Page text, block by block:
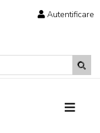
Autentificare